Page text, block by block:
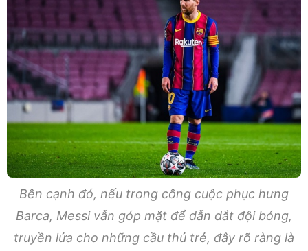
Bên cạnh đó, nếu trong công cuộc phục hưng
Barca, Messi vẫn góp mặt để dẫn dắt đội bóng,
truyền lửa cho những cầu thủ trẻ, đây rõ ràng là